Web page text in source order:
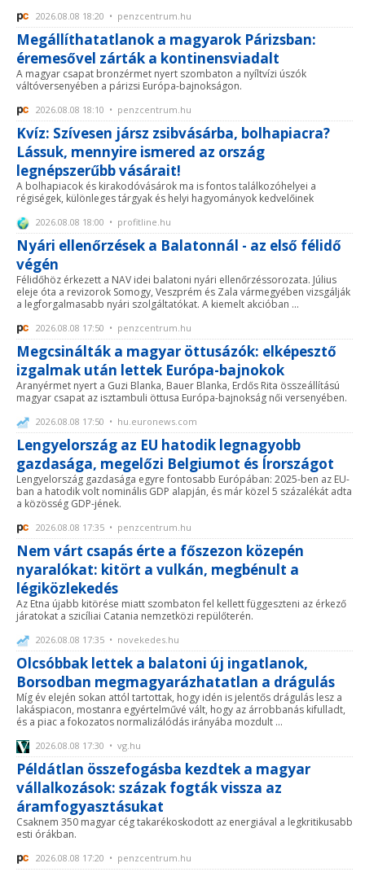
2026.08.08 18:20 • penzcentrum.hu
Megállíthatatlanok a magyarok Párizsban:
éremesővel zárták a kontinensviadalt
A magyar csapat bronzérmet nyert szombaton a nyíltvízi úszók
váltóversenyében a párizsi Európa-bajnokságon.
2026.08.08 18:10 • penzcentrum.hu
Kvíz: Szívesen jársz zsibvásárba, bolhapiacra?
Lássuk, mennyire ismered az ország
legnépszerűbb vásárait!
A bolhapiacok és kirakodóvásárok ma is fontos találkozóhelyei a
régiségek, különleges tárgyak és helyi hagyományok kedvelőinek
2026.08.08 18:00 • profitline.hu
Nyári ellenőrzések a Balatonnál - az első félidő
végén
Félidőhöz érkezett a NAV idei balatoni nyári ellenőrzéssorozata. Július
eleje óta a revizorok Somogy, Veszprém és Zala vármegyében vizsgálják
a legforgalmasabb nyári szolgáltatókat. A kiemelt akcióban ...
2026.08.08 17:50 • penzcentrum.hu
Megcsinálták a magyar öttusázók: elképesztő
izgalmak után lettek Európa-bajnokok
Aranyérmet nyert a Guzi Blanka, Bauer Blanka, Erdős Rita összeállítású
magyar csapat az isztambuli öttusa Európa-bajnokság női versenyében.
2026.08.08 17:50 • hu.euronews.com
Lengyelország az EU hatodik legnagyobb
gazdasága, megelőzi Belgiumot és Írországot
Lengyelország gazdasága egyre fontosabb Európában: 2025-ben az EU-
ban a hatodik volt nominális GDP alapján, és már közel 5 százalékát adta
a közösség GDP-jének.
2026.08.08 17:35 • penzcentrum.hu
Nem várt csapás érte a főszezon közepén
nyaralókat: kitört a vulkán, megbénult a
légiközlekedés
Az Etna újabb kitörése miatt szombaton fel kellett függeszteni az érkező
járatokat a szicíliai Catania nemzetközi repülőterén.
2026.08.08 17:35 • novekedes.hu
Olcsóbbak lettek a balatoni új ingatlanok,
Borsodban megmagyarázhatatlan a drágulás
Míg év elején sokan attól tartottak, hogy idén is jelentős drágulás lesz a
lakáspiacon, mostanra egyértelművé vált, hogy az árrobbanás kifulladt,
és a piac a fokozatos normalizálódás irányába mozdult ...
2026.08.08 17:30 • vg.hu
Példátlan összefogásba kezdtek a magyar
vállalkozások: százak fogták vissza az
áramfogyasztásukat
Csaknem 350 magyar cég takarékoskodott az energiával a legkritikusabb
esti órákban.
2026.08.08 17:20 • penzcentrum.hu